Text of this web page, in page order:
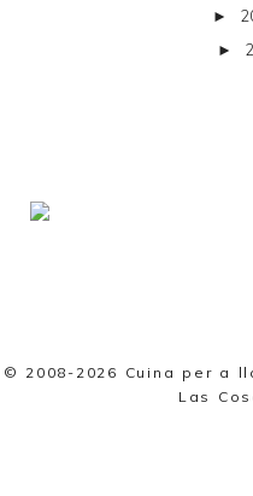
►
►
© 2008-2026 Cuina per a
Las